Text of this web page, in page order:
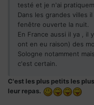
testé et je n'ai
Dans les grandes villes
fenêtre ouverte la nuit.
En France aussi il ya , il
ont en eu raison) des
Sologne notamment
c'est certain.
C'est les plus petits les
leur repas.